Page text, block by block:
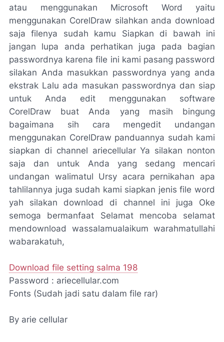
atau menggunakan Microsoft Word yaitu
menggunakan CorelDraw silahkan anda download
saja filenya sudah kamu Siapkan di bawah ini
jangan lupa anda perhatikan juga pada bagian
passwordnya karena file ini kami pasang password
silakan Anda masukkan passwordnya yang anda
ekstrak Lalu ada masukan passwordnya dan siap
untuk Anda edit menggunakan software
CorelDraw buat Anda yang masih bingung
bagaimana sih cara mengedit undangan
menggunakan CorelDraw panduannya sudah kami
siapkan di channel ariecellular Ya silakan nonton
saja dan untuk Anda yang sedang mencari
undangan walimatul Ursy acara pernikahan apa
tahlilannya juga sudah kami siapkan jenis file word
yah silakan download di channel ini juga Oke
semoga bermanfaat Selamat mencoba selamat
mendownload wassalamualaikum warahmatullahi
wabarakatuh,
Download file setting salma 198
Password : ariecellular.com
Fonts (Sudah jadi satu dalam file rar)
By arie cellular